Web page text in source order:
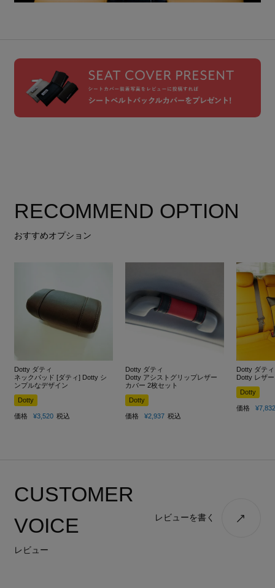
RECOMMEND OPTION
おすすめオプション
Dotty ダティ
ネックパッド [ダティ] Dotty シ
ンプルなデザイン
Dotty
価格 ¥3,520 税込
Dotty ダティ
Dotty アシストグリップレザー
カバー 2枚セット
Dotty
価格 ¥2,937 税込
Dotty ダティ
Dotty レザ
Dotty
価格 ¥7,832
CUSTOMER
VOICE
レビュー
レビューを書く